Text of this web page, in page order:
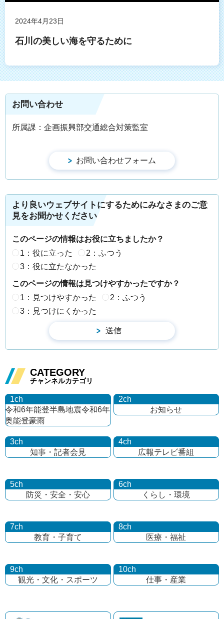
2024年4月23日
石川の美しい海を守るために
お問い合わせ
所属課：企画振興部交通総合対策監室
より良いウェブサイトにするためにみなさまのご意
見をお聞かせください
このページの情報はお役に立ちましたか？
1：役に立った
2：ふつう
3：役に立たなかった
このページの情報は見つけやすかったですか？
1：見つけやすかった
2：ふつう
3：見つけにくかった
CATEGORY
チャンネルカテゴリ
1ch
令和6年能登半島地震令和6年
奥能登豪雨
2ch
お知らせ
3ch
知事・記者会見
4ch
広報テレビ番組
5ch
防災・安全・安心
6ch
くらし・環境
7ch
教育・子育て
8ch
医療・福祉
9ch
観光・文化・ スポーツ
10ch
仕事・産業